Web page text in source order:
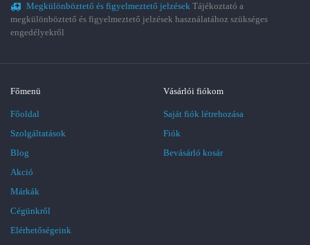
Megkülönböztető és figyelmeztető jelzések Tájékoztató a
megkülönböztető és figyelmeztető jelzések használatához szükséges
engedélyekről
Főmenü
Főoldal
Szolgáltatások
Blog
Akció
Márkák
Cégünkről
Elérhetőségeink
Vásárlói fiókom
Saját fiók létrehozása
Fiók
Bevásárló kosár